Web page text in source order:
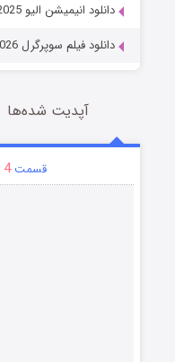
دانلود انیمیشن الیو Elio 2025
دانلود فیلم سوپرگرل Supergirl 2026
آپدیت شده‌ها
قسمت4 (زیرنویس)